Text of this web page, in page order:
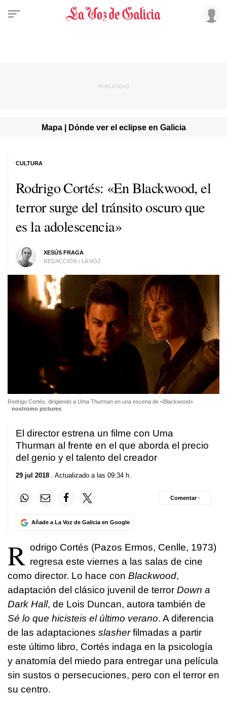
Mapa | Dónde ver el eclipse en Galicia
Rodrigo Cortés: «En Blackwood, el
terror surge del tránsito oscuro que
es la adolescencia»
XESÚS FRAGA
REDACCIÓN / LA VOZ
CULTURA
Rodrigo Cortés, dirigiendo a Uma Thurman en una escena de «Blackwood»
nostromo pictures
El director estrena un filme con Uma
Thurman al frente en el que aborda el precio
del genio y el talento del creador
29 jul 2018 . Actualizado a las 09:34 h.
Añade a La Voz de Galicia en Google
Comentar ·
R odrigo Cortés (Pazos Ermos, Cenlle, 1973)
regresa este viernes a las salas de cine
como director. Lo hace con Blackwood,
adaptación del clásico juvenil de terror Down a
Dark Hall, de Lois Duncan, autora también de
Sé lo que hicisteis el último verano. A diferencia
de las adaptaciones slasherfilmadas a partir
este último libro, Cortés indaga en la psicología
y anatomía del miedo para entregar una película
sin sustos o persecuciones, pero con el terror en
su centro.